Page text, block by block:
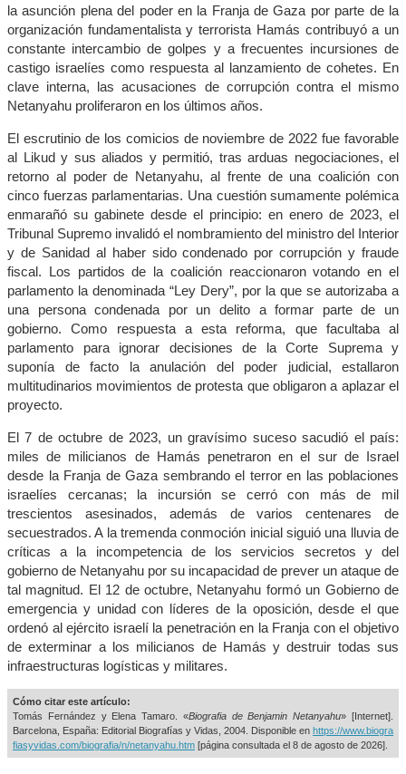
la asunción plena del poder en la Franja de Gaza por parte de la
organización fundamentalista y terrorista Hamás contribuyó a un
constante intercambio de golpes y a frecuentes incursiones de
castigo israelíes como respuesta al lanzamiento de cohetes. En
clave interna, las acusaciones de corrupción contra el mismo
Netanyahu proliferaron en los últimos años.
El escrutinio de los comicios de noviembre de 2022 fue favorable
al Likud y sus aliados y permitió, tras arduas negociaciones, el
retorno al poder de Netanyahu, al frente de una coalición con
cinco fuerzas parlamentarias. Una cuestión sumamente polémica
enmarañó su gabinete desde el principio: en enero de 2023, el
Tribunal Supremo invalidó el nombramiento del ministro del Interior
y de Sanidad al haber sido condenado por corrupción y fraude
fiscal. Los partidos de la coalición reaccionaron votando en el
parlamento la denominada “Ley Dery”, por la que se autorizaba a
una persona condenada por un delito a formar parte de un
gobierno. Como respuesta a esta reforma, que facultaba al
parlamento para ignorar decisiones de la Corte Suprema y
suponía de facto la anulación del poder judicial, estallaron
multitudinarios movimientos de protesta que obligaron a aplazar el
proyecto.
El 7 de octubre de 2023, un gravísimo suceso sacudió el país:
miles de milicianos de Hamás penetraron en el sur de Israel
desde la Franja de Gaza sembrando el terror en las poblaciones
israelíes cercanas; la incursión se cerró con más de mil
trescientos asesinados, además de varios centenares de
secuestrados. A la tremenda conmoción inicial siguió una lluvia de
críticas a la incompetencia de los servicios secretos y del
gobierno de Netanyahu por su incapacidad de prever un ataque de
tal magnitud. El 12 de octubre, Netanyahu formó un Gobierno de
emergencia y unidad con líderes de la oposición, desde el que
ordenó al ejército israelí la penetración en la Franja con el objetivo
de exterminar a los milicianos de Hamás y destruir todas sus
infraestructuras logísticas y militares.
Cómo citar este artículo:
Tomás Fernández y Elena Tamaro. «Biografia de Benjamin Netanyahu» [Internet].
Barcelona, España: Editorial Biografías y Vidas, 2004. Disponible en https://www.biogra
fiasyvidas.com/biografia/n/netanyahu.htm [página consultada el 8 de agosto de 2026].